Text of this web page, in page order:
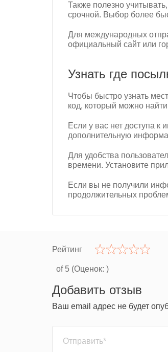
Также полезно
срочной. Выбор более
Для международных
официальный сайт или
Узнать где
Чтобы быстро узнать
код, который можно
Если у вас нет доступа к
дополнительную
Для удобства
времени. Установите
Если вы не получили
продолжительных
Рейтинг
of 5 (Оценок: )
Добавить отзыв
Ваш email адрес не будет